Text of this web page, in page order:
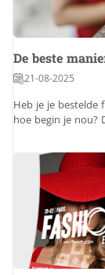
De beste
21-08-2025
Heb je je bestelde
hoe begin je nou?